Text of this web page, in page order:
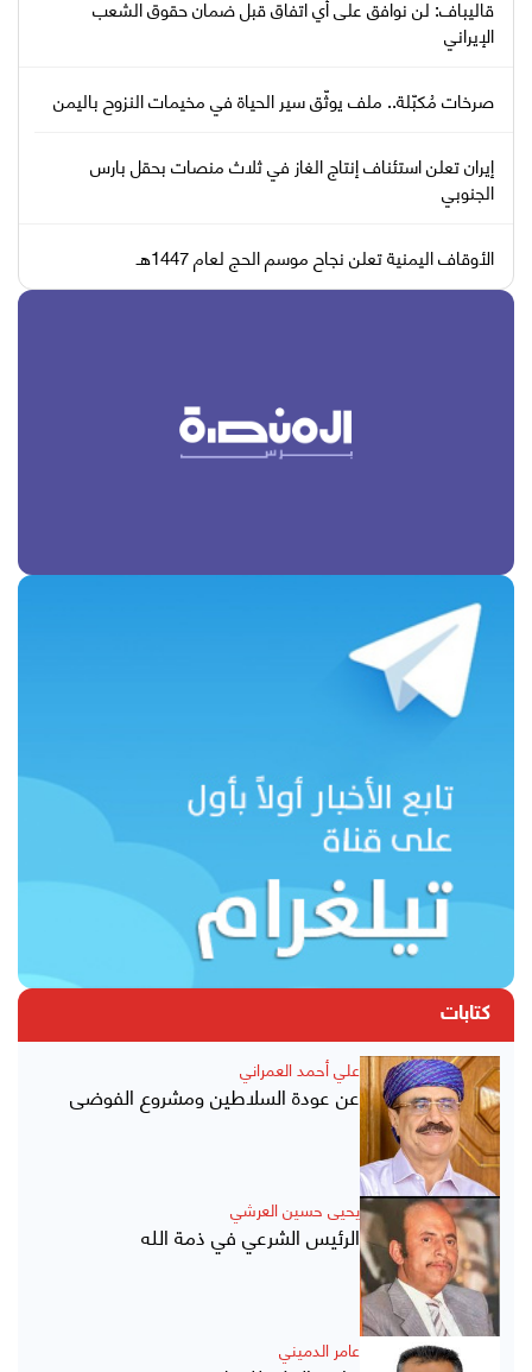
قاليباف: لن نوافق على أي اتفاق قبل ضمان حقوق الشعب
الإيراني
صرخات مُكبّلة.. ملف يوثّق سير الحياة في مخيمات النزوح باليمن
إيران تعلن استئناف إنتاج الغاز في ثلاث منصات بحقل بارس
الجنوبي
الأوقاف اليمنية تعلن نجاح موسم الحج لعام 1447هـ
كتابات
علي أحمد العمراني
عن عودة السلاطين ومشروع الفوضى
يحيى حسين العرشي
الرئيس الشرعي في ذمة الله
عامر الدميني